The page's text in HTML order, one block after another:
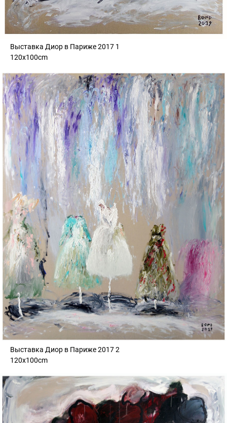
Выставка Диор в Париже 2017 1
120x100cm
Выставка Диор в Париже 2017 2
120x100cm